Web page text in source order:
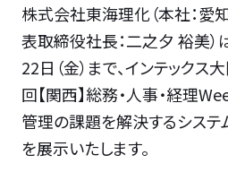
株式会社東海理化（本社：愛
表取締役社長：二之夕 裕美）
22日（金）まで、インテックス
回【関西】総務・人事・経理
管理の課題を解決するシステ
を展示いたします。